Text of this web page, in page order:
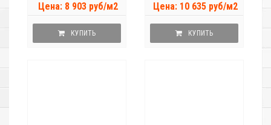
Цена: 8 903 руб/м2
КУПИТЬ
Цена: 10 635 руб/м2
КУПИТЬ